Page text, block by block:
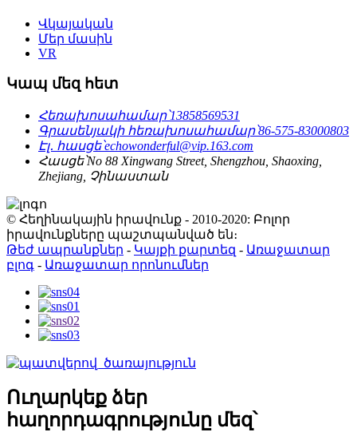
Վկայական
Մեր մասին
VR
Կապ մեզ հետ
Հեռախոսահամար՝13858569531
Գրասենյակի հեռախոսահամար՝86-575-83000803
Էլ․ հասցե՝echowonderful@vip.163.com
Հասցե՝No 88 Xingwang Street, Shengzhou, Shaoxing,
Zhejiang, Չինաստան
© Հեղինակային իրավունք - 2010-2020: Բոլոր
իրավունքները պաշտպանված են։
Թեժ ապրանքներ - Կայքի քարտեզ - Առաջատար
բլոգ - Առաջատար որոնումներ
Ուղարկեք ձեր
հաղորդագրությունը մեզ՝